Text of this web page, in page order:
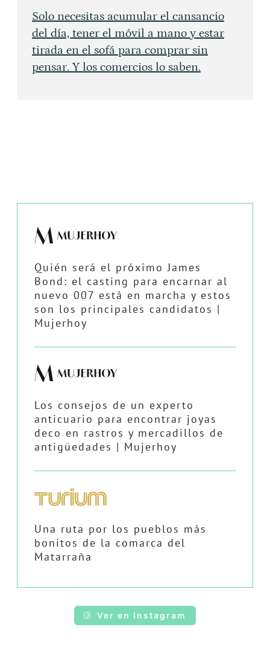
Solo necesitas acumular el cansancio
del día, tener el móvil a mano y estar
tirada en el sofá para comprar sin
pensar. Y los comercios lo saben.
Quién será el próximo James
Bond: el casting para encarnar al
nuevo 007 está en marcha y estos
son los principales candidatos |
Mujerhoy
Los consejos de un experto
anticuario para encontrar joyas
deco en rastros y mercadillos de
antigüedades | Mujerhoy
Una ruta por los pueblos más
bonitos de la comarca del
Matarraña
Ver en Instagram